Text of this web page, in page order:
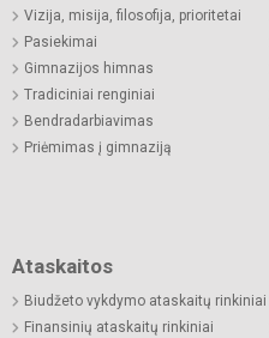
Vizija, misija, filosofija, prioritetai
Pasiekimai
Gimnazijos himnas
Tradiciniai renginiai
Bendradarbiavimas
Priėmimas į gimnaziją
Ataskaitos
Biudžeto vykdymo ataskaitų rinkiniai
Finansinių ataskaitų rinkiniai